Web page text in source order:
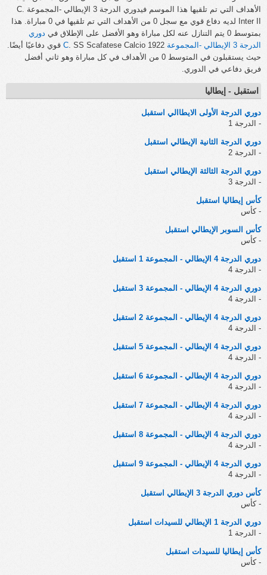
الأهداف التي تم تلقيها هذا الموسم فيدوري الدرجة 3 الإيطالي -المجموعة C.
Inter II لديه دفاع قوي مع سجل 0 من الأهداف التي تم تلقيها في 0 مباراة. هذا
بمتوسط 0 يتم التنازل عنه لكل مباراة وهو الأفضل على الإطلاق في
دوري
الدرجة 3 الإيطالي -المجموعة C
. SS Scafatese Calcio 1922 قوي دفاعيًا أيضًا.
حيث يستقبلون في المتوسط 0 من الأهداف في كل مباراة وهو ثاني أفضل
فريق دفاعي في الدوري.
استقبل - إيطاليا
دوري الدرجة الأولى الايطاالي استقبل
- الدرجة 1
دوري الدرجة الثانية الإيطالي استقبل
- الدرجة 2
دوري الدرجة الثالثة الإيطالي استقبل
- الدرجة 3
كأس إيطاليا استقبل
- كأس
كأس السوبر الإيطالي استقبل
- كأس
دوري الدرجة 4 الإيطالي - المجموعة 1 استقبل
- الدرجة 4
دوري الدرجة 4 الإيطالي - المجموعة 3 استقبل
- الدرجة 4
دوري الدرجة 4 الإيطالي - المجموعة 2 استقبل
- الدرجة 4
دوري الدرجة 4 الإيطالي - المجموعة 5 استقبل
- الدرجة 4
دوري الدرجة 4 الإيطالي - المجموعة 6 استقبل
- الدرجة 4
دوري الدرجة 4 الإيطالي - المجموعة 7 استقبل
- الدرجة 4
دوري الدرجة 4 الإيطالي - المجموعة 8 استقبل
- الدرجة 4
دوري الدرجة 4 الإيطالي - المجموعة 9 استقبل
- الدرجة 4
كأس دوري الدرجة 3 الإيطالي استقبل
- كأس
دوري الدرجة 1 الإيطالي للسيدات استقبل
- الدرجة 1
كأس إيطاليا للسيدات استقبل
- كأس